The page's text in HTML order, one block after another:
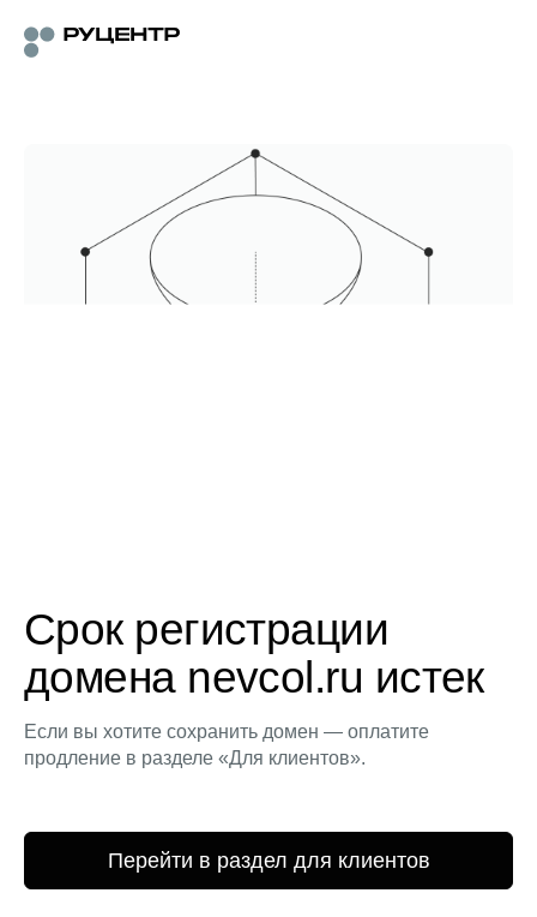
Срок регистрации
домена nevcol.ru истек
Если вы хотите сохранить домен — оплатите
продление в разделе «Для клиентов».
Перейти в раздел для клиентов